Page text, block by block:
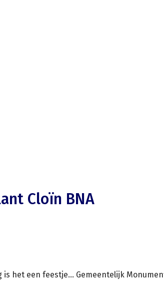
Cloïn BNA
het een feestje... Gemeentelijk